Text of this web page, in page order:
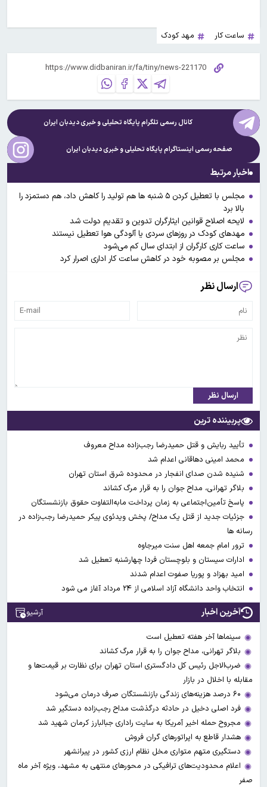
ساعت کار مهد کودک
کانال رسمی تلگرام پایگاه تحلیلی و خبریدیدبان ایران
صفحه رسمی اینستاگرام پایگاه تحلیلی و خبریدیدبان ایران
اخبار مرتبط
مجلس با تعطیل کردن ۵ شنبه ها هم تولید را کاهش داد، هم دستمزد را
بالا برد
لایحه اصلاح قوانین ایثارگران تدوین و تقدیم دولت شد
مهدهای کودک در روزهای سردی یا آلودگی هوا تعطیل نیستند
ساعت کاری کارگران از ابتدای سال کم می‌شود
مجلس بر مصوبه خود در کاهش ساعت کار اداری اصرار کرد
ارسال نظر
ارسال نظر
پربیننده ترین
تأیید ربایش و قتل حمیدرضا رجب‌زاده مداح معروف
محمد امینی دهاقانی اعدام شد
شنیده شدن صدای انفجار در محدوده شرق استان تهران
بلاگر تهرانی، مداح جوان را به قرار مرگ کشاند
پاسخ تأمین‌اجتماعی به زمان پرداخت مابه‌التفاوت حقوق بازنشستگان
جزئیات جدید از قتل یک مداح/ پخش ویدئوی پیکر حمیدرضا رجب‌زاده در
رسانه ها
ترور امام جمعه اهل سنت میرجاوه
ادارات سیستان و بلوچستان فردا چهارشنبه تعطیل شد
امید بهزاد و پوریا صفوت اعدام شدند
انتخاب واحد دانشگاه آزاد اسلامی از ۲۴ مرداد آغاز می شود
آخرین اخبار آرشیو
سینماها آخر هفته تعطیل است
بلاگر تهرانی، مداح جوان را به قرار مرگ کشاند
ضرب‌الاجل رئیس کل دادگستری استان تهران برای نظارت بر قیمت‌ها و
مقابله با اخلال در بازار
۶۰ درصد هزینه‌های زندگی بازنشستگان صرف درمان می‌شود
فرد اصلی دخیل در حادثه درگذشت مداح رجب‌زاده دستگیر شد
مجروح حمله اخیر آمریکا به سایت راداری جبالبارز کرمان شهید شد
هشدار قاطع به اپراتورهای گران فروش
دستگیری متهم متواری مخل نظام ارزی کشور در پیرانشهر
اعلام محدودیت‌های ترافیکی در محورهای منتهی به مشهد، ویژه آخر ماه
صفر